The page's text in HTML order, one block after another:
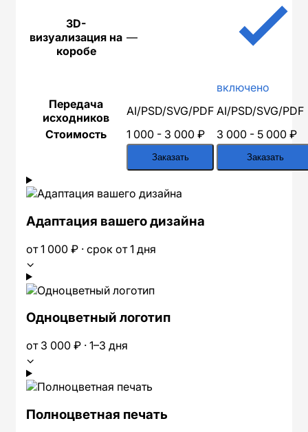
3D-
визуализация на
коробе
—
включено
Передача
исходников
AI/PSD/SVG/PDF AI/PSD/SVG/PDF
Стоимость
1 000 - 3 000 ₽ 3 000 - 5 000 ₽
Заказать Заказать
Адаптация вашего дизайна
от 1 000 ₽ · срок от 1 дня
⌄
Одноцветный логотип
от 3 000 ₽ · 1–3 дня
⌄
Полноцветная печать